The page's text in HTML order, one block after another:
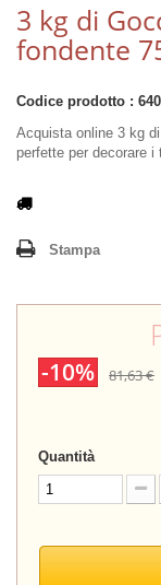
3 kg di
fondente
Codice prodotto :
Acquista online 3 kg
perfette per decorare i
Stampa
-10% 81,63 €
Quantità